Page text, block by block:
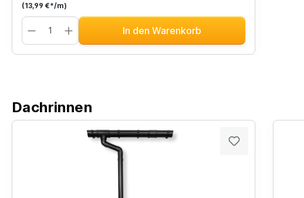
(13,99 €*/m)
In den Warenkorb
Dachrinnen